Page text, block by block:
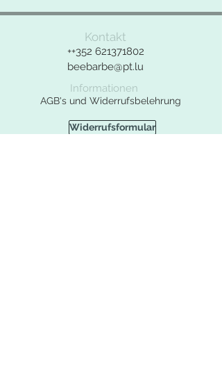
Kontaktformular benutzen.
Kontakt
++352 621371802
beebarbe@pt.lu
Informationen
AGB's und Widerrufsbelehrung
Widerrufsformular